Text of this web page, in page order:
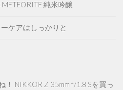
純米吟醸
ケアはしっかりと
！ NIKKOR Z 35mm f/1.8 Sを買っ